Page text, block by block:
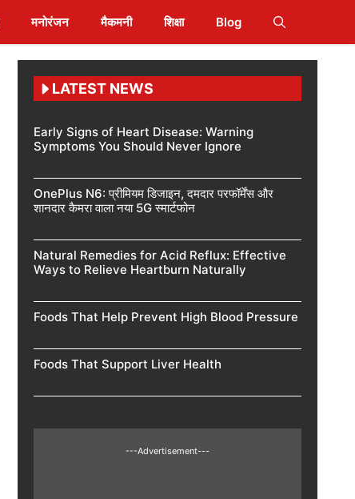
मनोरंजन मैकमनी शिक्षा Blog
LATEST NEWS
Early Signs of Heart Disease: Warning
Symptoms You Should Never Ignore
OnePlus N6: प्रीमियम डिजाइन, दमदार परफॉर्मेंस और
शानदार कैमरा वाला नया 5G स्मार्टफोन
Natural Remedies for Acid Reflux: Effective
Ways to Relieve Heartburn Naturally
Foods That Help Prevent High Blood Pressure
Foods That Support Liver Health
---Advertisement---